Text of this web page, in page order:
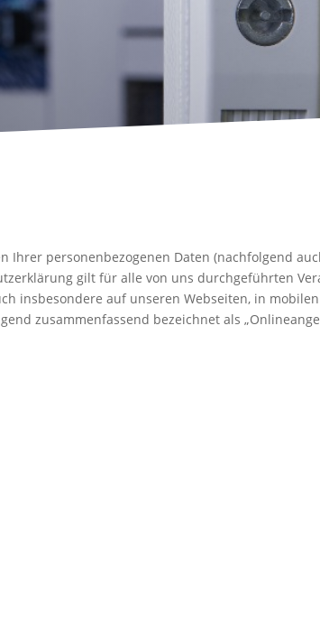
personenbezogenen Daten (nachfolgend
gilt für alle von uns durchgeführten
insbesondere auf unseren Webseiten, in
zusammenfassend bezeichnet als